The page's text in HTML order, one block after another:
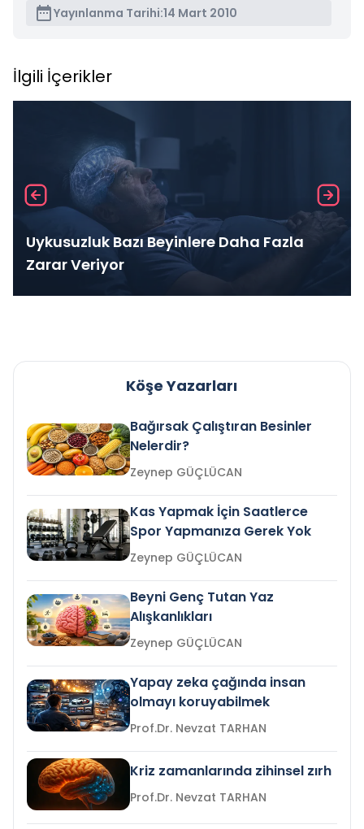
Yayınlanma Tarihi:14 Mart 2010
İlgili İçerikler
Uykusuzluk Bazı Beyinlere Daha Fazla
Zarar Veriyor
Köşe Yazarları
Bağırsak Çalıştıran Besinler
Nelerdir?
Zeynep GÜÇLÜCAN
Kas Yapmak İçin Saatlerce
Spor Yapmanıza Gerek Yok
Zeynep GÜÇLÜCAN
Beyni Genç Tutan Yaz
Alışkanlıkları
Zeynep GÜÇLÜCAN
Yapay zeka çağında insan
olmayı koruyabilmek
Prof.Dr. Nevzat TARHAN
Kriz zamanlarında zihinsel zırh
Prof.Dr. Nevzat TARHAN